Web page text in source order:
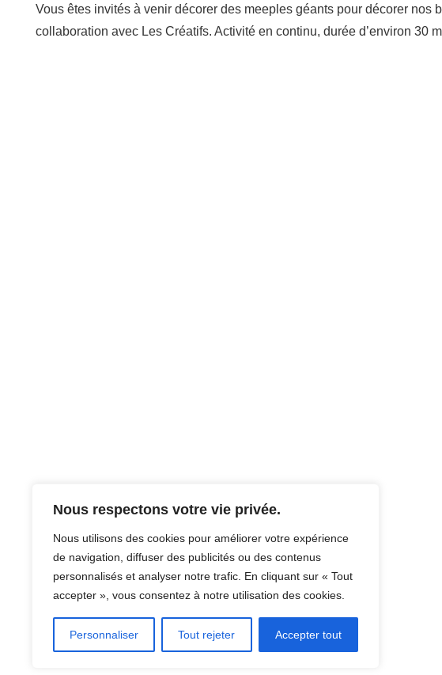
Nous respectons votre vie privée.
Nous utilisons des cookies pour améliorer votre expérience
de navigation, diffuser des publicités ou des contenus
personnalisés et analyser notre trafic. En cliquant sur « Tout
accepter », vous consentez à notre utilisation des cookies.
Personnaliser Tout rejeter Accepter tout
Vous êtes invités à venir décorer des meeples géants pour décorer nos
collaboration avec Les Créatifs. Activité en continu, durée d’environ 30